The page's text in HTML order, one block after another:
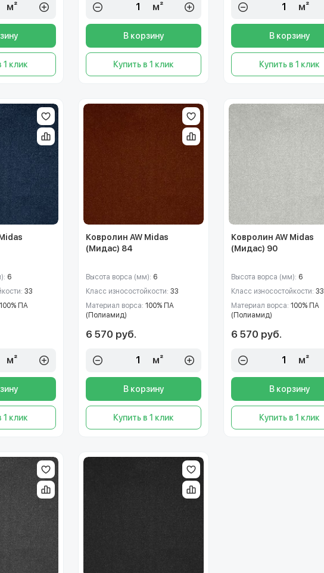
м²
1 клик
м²
В корзину
Купить в 1 клик
м²
В корзину
Купить в 1 клик
6
33
100% ПА
м²
1 клик
Ковролин AW Midas
(Мидас) 84
Высота ворса (мм): 6
Класс износостойкости: 33
Материал ворса: 100% ПА
(Полиамид)
6 570 руб.
м²
В корзину
Купить в 1 клик
Ковролин AW Midas
(Мидас) 90
Высота ворса (мм): 6
Класс износостойкости:33
Материал ворса:100% ПА
(Полиамид)
6 570 руб.
м²
В корзину
Купить в 1 клик